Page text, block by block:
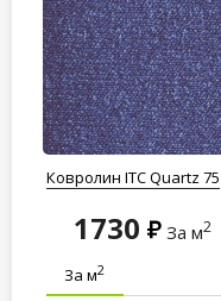
Ковролин ITC Quartz 75
1730 За м2
За м2